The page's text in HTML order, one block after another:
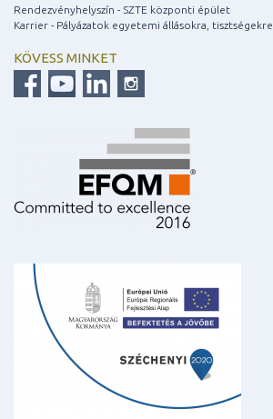
Rendezvényhelyszín - SZTE központi épület
Karrier - Pályázatok egyetemi állásokra, tisztségekre
KÖVESS MINKET